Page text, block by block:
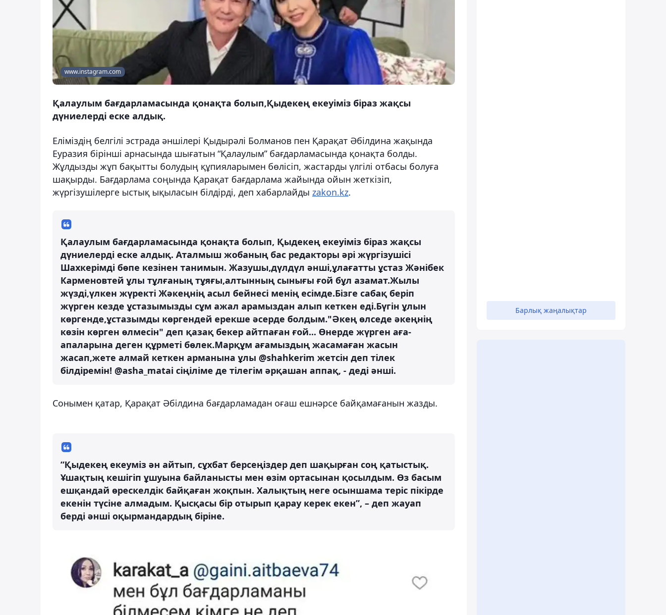
www.instagram.com
Қалаулым бағдарламасында қонақта болып,Қыдекең екеуіміз біраз жақсы
дүниелерді еске алдық.
Еліміздің белгілі эстрада әншілері Қыдырәлі Болманов пен Қарақат Әбілдина жақында
Еуразия бірінші арнасында шығатын “Қалаулым” бағдарламасында қонақта болды.
Жұлдызды жұп бақытты болудың құпияларымен бөлісіп, жастарды үлгілі отбасы болуға
шақырды. Бағдарлама соңында Қарақат бағдарлама жайында ойын жеткізіп,
жүргізушілерге ыстық ықыласын білдірді, деп хабарлайды zakon.kz.
Қалаулым бағдарламасында қонақта болып, Қыдекең екеуіміз біраз жақсы
дүниелерді еске алдық. Аталмыш жобаның бас редакторы әрі жүргізушісі
Шаxкерімді бөпе кезінен танимын. Жазушы,дүлдүл әнші,ұлағатты ұстаз Жәнібек
Карменовтей ұлы тұлғаның тұяғы,алтынның сынығы ғой бұл азамат.Жылы
жүзді,үлкен жүректі Жәкеңнің асыл бейнесі менің есімде.Бізге сабақ беріп
жүрген кезде ұстазымызды сұм ажал арамыздан алып кеткен еді.Бүгін ұлын
көргенде,ұстазымды көргендей ерекше әсерде болдым."Әкең өлседе әкеңнің
көзін көрген өлмесін" деп қазақ бекер айтпаған ғой... Өнерде жүрген аға-
апаларына деген құрметі бөлек.Марқұм ағамыздың жасамаған жасын
жасап,жете алмай кеткен арманына ұлы @shahkerim жетсін деп тілек
білдіремін! @asha_matai сіңіліме де тілегім әрқашан аппақ, - деді әнші.
Сонымен қатар, Қарақат Әбілдина бағдарламадан оғаш ешнәрсе байқамағанын жазды.
“Қыдекең екеуміз ән айтып, сұхбат берсеңіздер деп шақырған соң қатыстық.
Ұшақтың кешігіп ұшуына байланысты мен өзім ортасынан қосылдым. Өз басым
ешқандай өрескелдік байқаған жоқпын. Халықтың неге осыншама теріс пікірде
екенін түсіне алмадым. Қысқасы бір отырып қарау керек екен”, – деп жауап
берді әнші оқырмандардың біріне.
Барлық жаңалықтар